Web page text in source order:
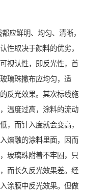
应鲜明、均匀、清晰，
性取决于颜料的优劣，
视认性，即反光性，首
璃珠撒布应均匀，适
反光效果。其次标线施
温度过高，涂料的流动
，而针入度就会变高，
熔融的涂料里面，因而
玻璃珠附着不牢固，只
而长久反光效果差。经
涂膜中反光效果。但做